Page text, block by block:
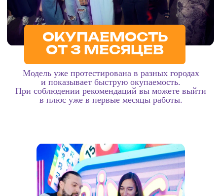
ОСНОВАТЕЛЬ МУЗЛОТО
Евгений Ощепков